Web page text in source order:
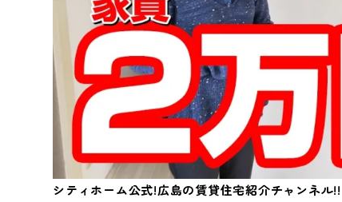
シティホーム公式!広島の賃貸住宅紹介チャンネル!!